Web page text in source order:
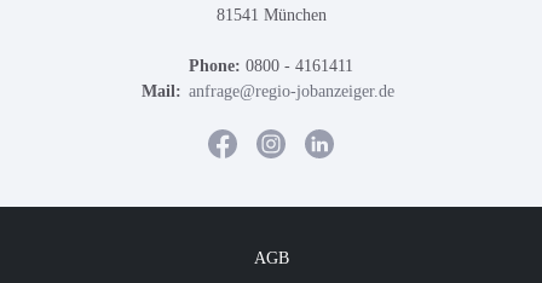
81541 München
Phone: 0800 - 4161411
Mail: anfrage@regio-jobanzeiger.de
AGB